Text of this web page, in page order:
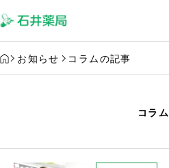
HOME
お知らせ コラムの記事
コラム